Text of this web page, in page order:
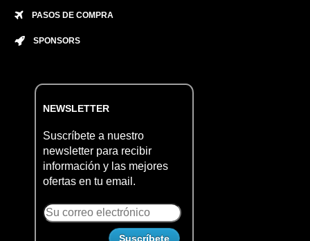
PASOS DE COMPRA
SPONSORS
NEWSLETTER
Suscríbete a nuestro
newsletter para recibir
información y las mejores
ofertas en tu email.